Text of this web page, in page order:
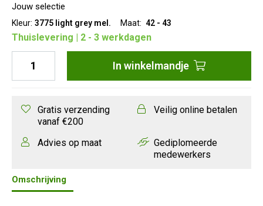
Jouw selectie
Kleur: 3775 light grey mel. Maat: 42 - 43
Thuislevering | 2 - 3 werkdagen
In winkelmandje
Gratis verzending
vanaf €200
Veilig online betalen
Advies op maat
Gediplomeerde
medewerkers
Omschrijving